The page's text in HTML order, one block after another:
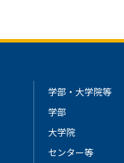
学部・大学院等
学部
大学院
センター等